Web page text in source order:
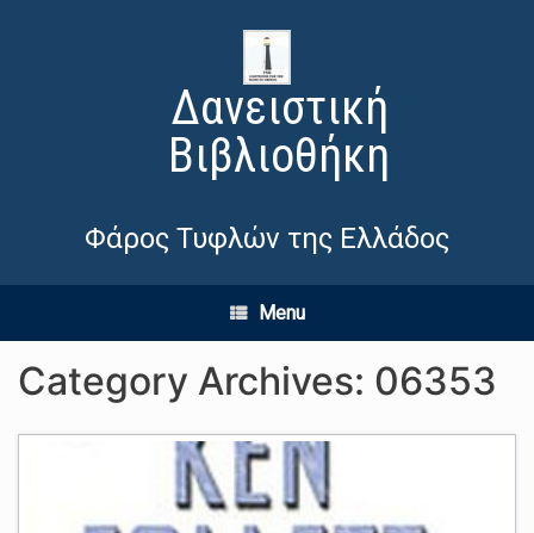
Δανειστική
Βιβλιοθήκη
Φάρος Τυφλών της Ελλάδος
Menu
Category Archives: 06353